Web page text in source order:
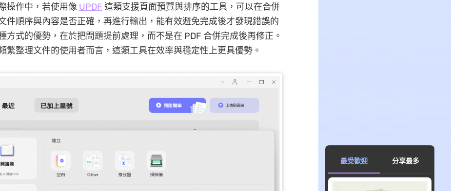
操作中，若使用像 UPDF 這類支援頁面預覽與排序的工具，可以在合併
件順序與內容是否正確，再進行輸出，能有效避免完成後才發現錯誤的
方式的優勢，在於把問題提前處理，而不是在 PDF 合併完成後再修正。
繁整理文件的使用者而言，這類工具在效率與穩定性上更具優勢。
最受歡迎 分享最多